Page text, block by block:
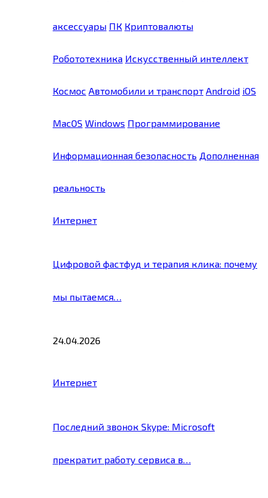
аксессуары ПК Криптовалюты
Робототехника Искусственный интеллект
Космос Автомобили и транспорт Android iOS
MacOS Windows Программирование
Информационная безопасность Дополненная
реальность
Интернет
Цифровой фастфуд и терапия клика: почему
мы пытаемся…
24.04.2026
Интернет
Последний звонок Skype: Microsoft
прекратит работу сервиса в…